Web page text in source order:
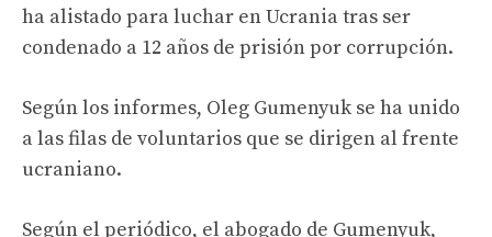
ha alistado para luchar en Ucrania tras ser
condenado a 12 años de prisión por corrupción.
Según los informes, Oleg Gumenyuk se ha unido
a las filas de voluntarios que se dirigen al frente
ucraniano.
Según el periódico, el abogado de Gumenyuk,